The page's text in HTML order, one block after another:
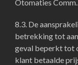
Otomaties
8.3. De
betrekking tot
geval beperkt tot
klant betaalde